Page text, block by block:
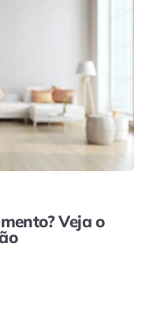
Veja o